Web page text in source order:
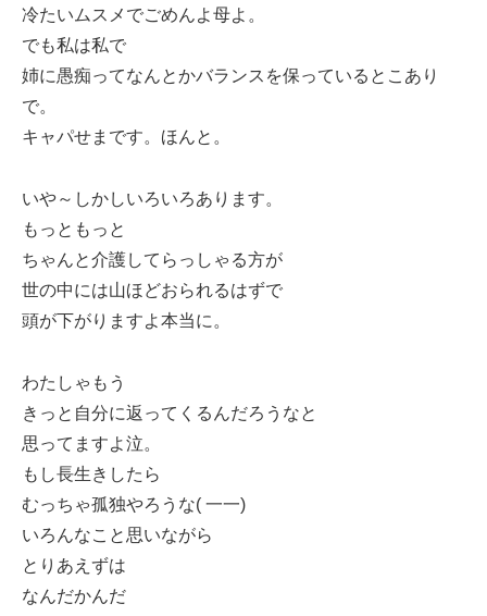
冷たいムスメでごめんよ母よ。
でも私は私で
姉に愚痴ってなんとかバランスを保っているとこあり
で。
キャパせまです。ほんと。
いや～しかしいろいろあります。
もっともっと
ちゃんと介護してらっしゃる方が
世の中には山ほどおられるはずで
頭が下がりますよ本当に。
わたしゃもう
きっと自分に返ってくるんだろうなと
思ってますよ泣。
もし長生きしたら
むっちゃ孤独やろうな( 一一)
いろんなこと思いながら
とりあえずは
なんだかんだ